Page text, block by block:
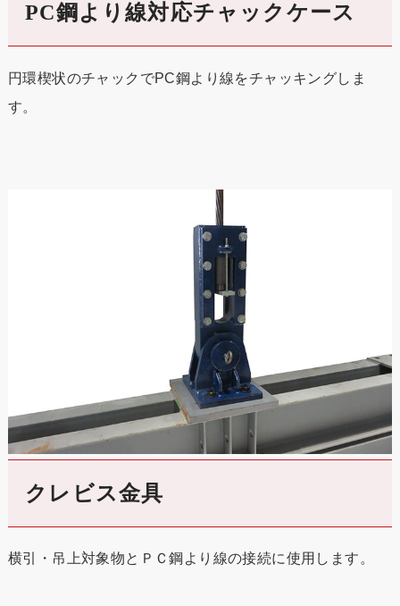
PC鋼より線対応チャックケース
円環楔状のチャックでPC鋼より線をチャッキングしま
す。
クレビス金具
横引・吊上対象物とＰＣ鋼より線の接続に使用します。